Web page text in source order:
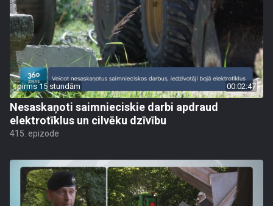
pirms 15 stundām 00:02:47
Nesaskaņoti saimnieciskie darbi apdraud
elektrotīklus un cilvēku dzīvību
415. epizode